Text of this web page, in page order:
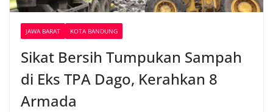
JAWA BARAT KOTA BANDUNG
Sikat Bersih Tumpukan Sampah
di Eks TPA Dago, Kerahkan 8
Armada